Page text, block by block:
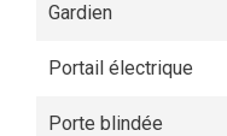
Gardien
Portail électrique
Porte blindée